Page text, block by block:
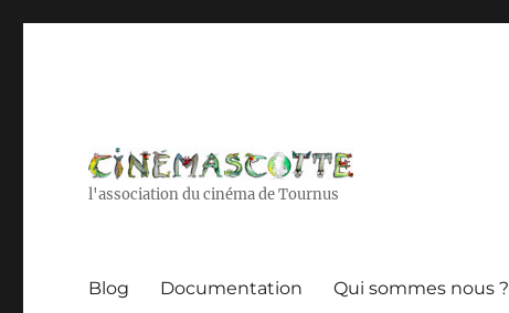
l'association du cinéma de Tournus
Blog Documentation Qui sommes nous ?